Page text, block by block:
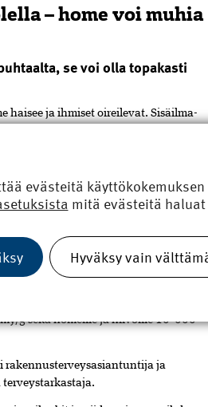
– home voimuhia
se voi olla topakasti
haisee ja ihmiset oireilevat. Sisäilma-
ongelmien aiheuttajat
halpaan. Maallikkotutkijat ja osa
ovat tutkimushetkellä kuivat.
eli se on homeessa.
on avattu. Rakennenäytteiden
yli satatuhatta yksikköä ja
yksikköä (pmy/g).
Asumisterveysasetuksen
g sekä homeille ja hiivoille 10 000
rakennusterveysasiantuntija ja
evästeitä
mitä evästeitä
Hyväksy vain